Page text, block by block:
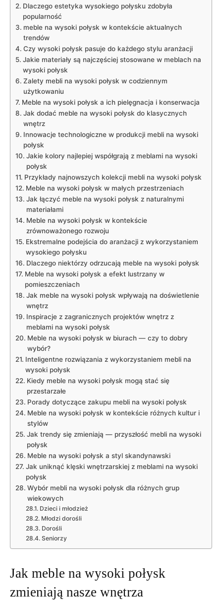
Dlaczego estetyka⁢ wysokiego połysku ‌zdobyła⁢
popularność
meble na wysoki połysk w kontekście⁤ aktualnych
trendów
Czy wysoki ‌połysk ⁣pasuje do każdego stylu​ aranżacji
Jakie materiały są najczęściej ⁣stosowane w⁣ meblach ⁣na
wysoki⁣ połysk
Zalety ⁢mebli na wysoki połysk w codziennym
użytkowaniu
Meble na wysoki połysk⁢ a ich pielęgnacja‌ i ⁢konserwacja
Jak dodać meble na‍ wysoki‍ połysk do klasycznych
wnętrz
Innowacje technologiczne‍ w⁤ produkcji ‌mebli na ​wysoki
połysk
Jakie ⁢kolory najlepiej współgrają z meblami ‍na wysoki⁢
połysk
Przykłady najnowszych kolekcji mebli na⁢ wysoki połysk
Meble‍ na wysoki⁣ połysk w małych przestrzeniach
Jak łączyć ⁤meble na wysoki połysk z⁣ naturalnymi
⁢materiałami
Meble‌ na wysoki połysk w ⁤kontekście
zrównoważonego rozwoju
Ekstremalne‌ podejścia ⁤do aranżacji⁣ z ⁢wykorzystaniem
‍wysokiego ⁣połysku
Dlaczego⁣ niektórzy odrzucają meble na wysoki połysk
Meble na wysoki połysk a efekt ⁤lustrzany w
pomieszczeniach
Jak ⁤meble ⁢na​ wysoki połysk‍ wpływają na ‍doświetlenie
wnętrz
Inspiracje z⁣ zagranicznych ‌projektów ‍wnętrz z
meblami na⁣ wysoki‍ połysk
Meble ‌na ​wysoki połysk ⁤w biurach — czy‍ to dobry
wybór?
Inteligentne ‍rozwiązania z ‌wykorzystaniem mebli na ​
wysoki połysk
Kiedy meble na⁣ wysoki połysk mogą ⁤stać się⁢
przestarzałe
Porady dotyczące zakupu mebli na ⁣wysoki połysk
Meble na ⁤wysoki⁤ połysk w⁢ kontekście różnych kultur‌ i
‌stylów
Jak trendy się zmieniają ⁤—⁣ przyszłość mebli na wysoki
‌połysk
Meble na wysoki połysk a‌ styl skandynawski
Jak uniknąć⁣ klęski wnętrzarskiej z meblami na wysoki
połysk
Wybór ​mebli na wysoki⁤ połysk dla różnych grup
wiekowych
Dzieci i młodzież
Młodzi dorośli
Dorośli
Seniorzy
Jak meble ⁤na‌ wysoki połysk
zmieniają nasze‌ wnętrza